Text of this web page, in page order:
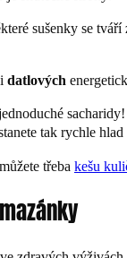
sušenky se
datlových
tak rychle
třeba kešu